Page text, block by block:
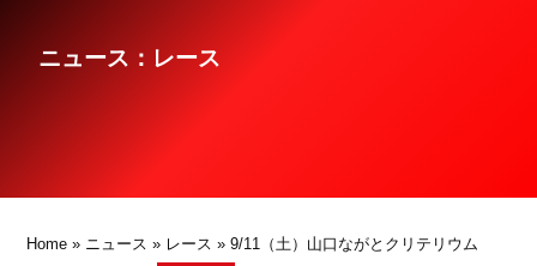
グッズ
ニュース：レース
Home » ニュース » レース » 9/11（土）山口ながとクリテリウム